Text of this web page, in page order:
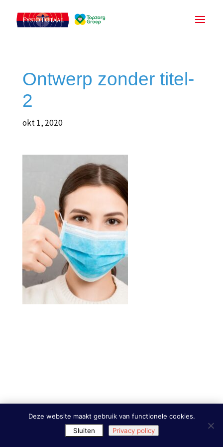
Ontwerp zonder titel-
2
okt 1, 2020
Deze website maakt gebruik van functionele cookies.
Sluiten
Privacy policy